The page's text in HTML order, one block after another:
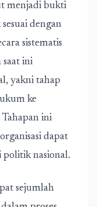
menjadi bukti
dengan
sistematis
saat ini
yakni tahap
ke
ini
dapat
politik nasional.
sejumlah